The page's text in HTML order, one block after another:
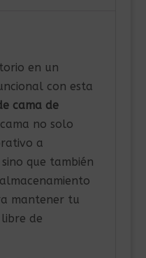
en un
con esta
cama de
no solo
a
que también
mantener tu
de